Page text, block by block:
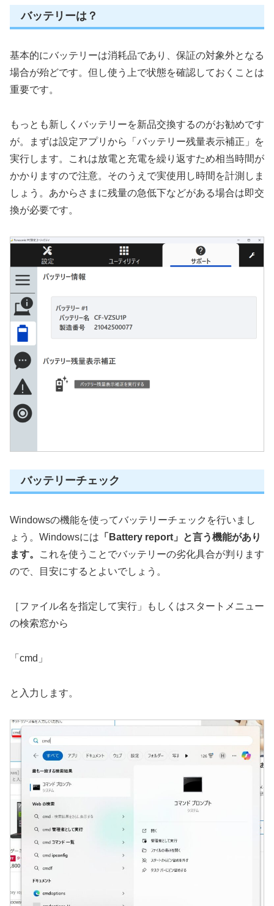
バッテリーは？
基本的にバッテリーは消耗品であり、保証の対象外となる
場合が殆どです。但し使う上で状態を確認しておくことは
重要です。
もっとも新しくバッテリーを新品交換するのがお勧めです
が。まずは設定アプリから「バッテリー残量表示補正」を
実行します。これは放電と充電を繰り返すため相当時間が
かかりますので注意。そのうえで実使用し時間を計測しま
しょう。あからさまに残量の急低下などがある場合は即交
換が必要です。
バッテリーチェック
Windowsの機能を使ってバッテリーチェックを行いまし
ょう。Windowsには 「Battery report」と言う機能があり
ます。
これを使うことでバッテリーの劣化具合が判ります
ので、目安にするとよいでしょう。
［ファイル名を指定して実行」もしくはスタートメニュー
の検索窓から
「cmd」
と入力します。